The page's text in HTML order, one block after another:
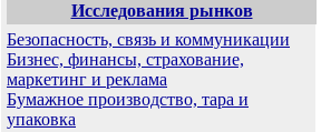
Исследования рынков
Безопасность, связь и коммуникации
Бизнес, финансы, страхование,
маркетинг и реклама
Бумажное производство, тара и
упаковка